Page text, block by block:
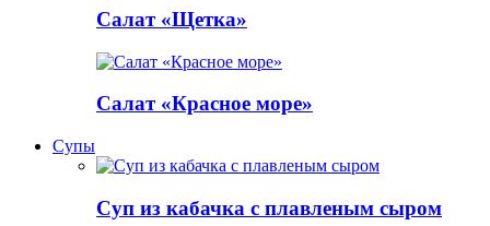
Салат «Щетка»
Салат «Красное море»
Супы
Суп из кабачка с плавленым сыром